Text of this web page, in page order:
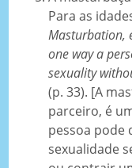
Para as
Masturbation,
one way a
sexuality
(p. 33). [A
parceiro, é
pessoa pode
sexualidade